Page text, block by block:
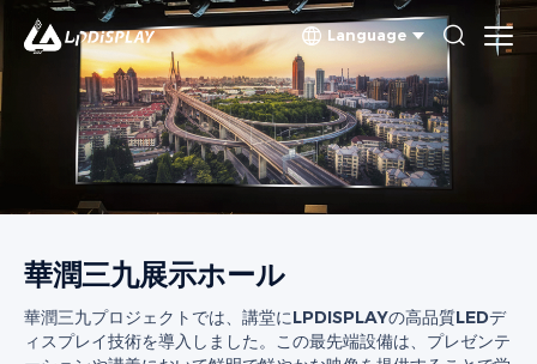
Language
華潤三九展示ホール
華潤三九プロジェクトでは、講堂にLPDISPLAYの高品質LEDデ
ィスプレイ技術を導入しました。この最先端設備は、プレゼンテ